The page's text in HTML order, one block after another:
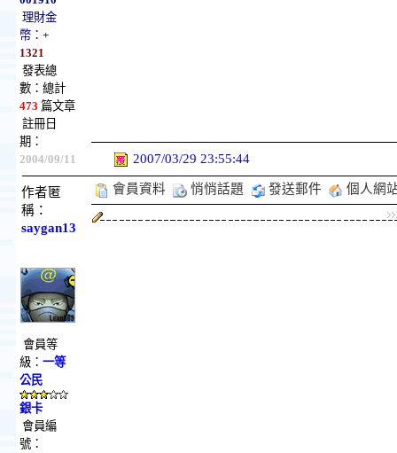
理財金
幣： +
1321
發表總
數：總計
473 篇文章
註冊日
期：
2004/09/11
2007/03/29 23:55:44
作者匿
稱：
saygan13
會員等
級： 一等
公民
銀卡
會員編
號：
會員資料 悄悄話題 發送郵件 個人網